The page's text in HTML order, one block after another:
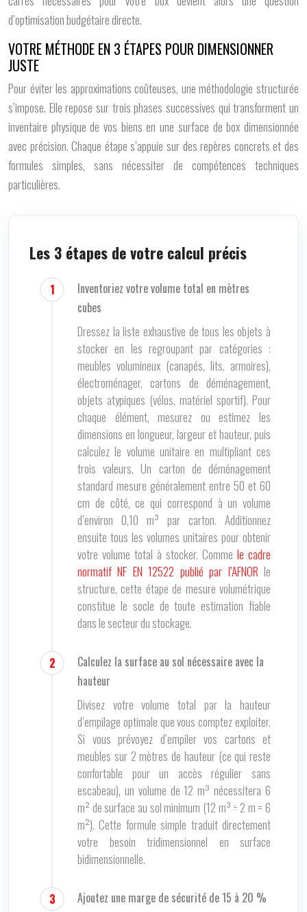
d’optimisation budgétaire directe.
VOTRE MÉTHODE EN 3 ÉTAPES POUR DIMENSIONNER
JUSTE
Pour éviter les approximations coûteuses, une méthodologie structurée
s’impose. Elle repose sur trois phases successives qui transforment un
inventaire physique de vos biens en une surface de box dimensionnée
avec précision. Chaque étape s’appuie sur des repères concrets et des
formules simples, sans nécessiter de compétences techniques
particulières.
Les 3 étapes de votre calcul précis
Inventoriez votre volume total en mètres
cubes
Dressez la liste exhaustive de tous les objets à
stocker en les regroupant par catégories :
meubles volumineux (canapés, lits, armoires),
électroménager, cartons de déménagement,
objets atypiques (vélos, matériel sportif). Pour
chaque élément, mesurez ou estimez les
dimensions en longueur, largeur et hauteur, puis
calculez le volume unitaire en multipliant ces
trois valeurs. Un carton de déménagement
standard mesure généralement entre 50 et 60
cm de côté, ce qui correspond à un volume
d’environ 0,10 m³ par carton. Additionnez
ensuite tous les volumes unitaires pour obtenir
votre volume total à stocker. Comme le cadre
normatif NF EN 12522 publié par l’AFNOR le
structure, cette étape de mesure volumétrique
constitue le socle de toute estimation fiable
dans le secteur du stockage.
Calculez la surface au sol nécessaire avec la
hauteur
Divisez votre volume total par la hauteur
d’empilage optimale que vous comptez exploiter.
Si vous prévoyez d’empiler vos cartons et
meubles sur 2 mètres de hauteur (ce qui reste
confortable pour un accès régulier sans
escabeau), un volume de 12 m³ nécessitera 6
m² de surface au sol minimum (12 m³ ÷ 2 m = 6
m²). Cette formule simple traduit directement
votre besoin tridimensionnel en surface
bidimensionnelle.
Ajoutez une marge de sécurité de 15 à 20 %